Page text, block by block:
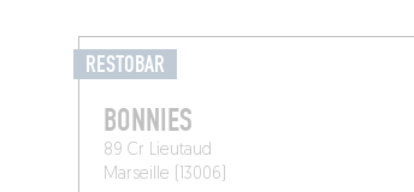
RESTOBAR
BONNIES
89 Cr Lieutaud
Marseille (13006)